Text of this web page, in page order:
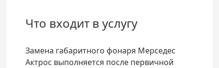
Что входит в услугу
Замена габаритного фонаря Мерседес
Актрос выполняется после первичной